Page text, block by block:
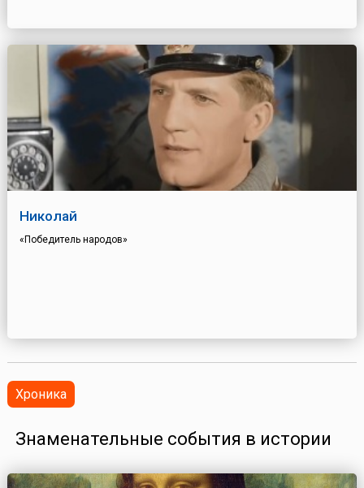
Николай
«Победитель народов»
Хроника
Знаменательные события в истории